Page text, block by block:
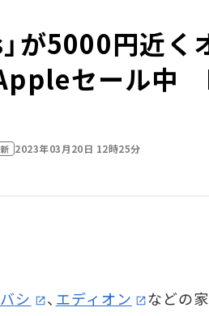
が5000円近
セール
2023年03月20日 12時25分
シ 、 エディオン
などの